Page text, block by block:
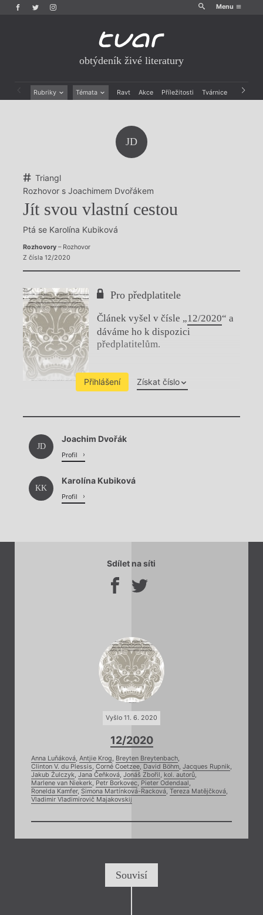
Menu
obtýdeník živé literatury
Rubriky Témata Ravt Akce Příležitosti Tvárnice Archiv
Výroční ceny
JD
Triangl
Rozhovor s Joachimem Dvořákem
Jít svou vlastní cestou
Ptá se Karolína Kubiková
Rozhovory– Rozhovor
Z čísla 12/2020
Pro předplatitele
Článek vyšel v čísle „12/2020“ a
dáváme ho k dispozici
předplatitelům.
Přihlášení Získat číslo
Chviličku.
Načítá se.
JD
Joachim Dvořák
Profil
KK
Karolína Kubiková
Profil
Sdílet na síti
Vyšlo 11. 6. 2020
12/2020
Anna Luňáková, Antjie Krog, Breyten Breytenbach,
Clinton V. du Plessis, Corné Coetzee, David Böhm, Jacques Rupnik,
Jakub Żulczyk, Jana Čeňková, Jonáš Zbořil , kol. autorů,
Marlene van Niekerk, Petr Borkovec, Pieter Odendaal ,
Ronelda Kamfer, Simona Martínková-Racková, Tereza Matějčková,
Vladimir Vladimirovič Majakovskij
Souvisí